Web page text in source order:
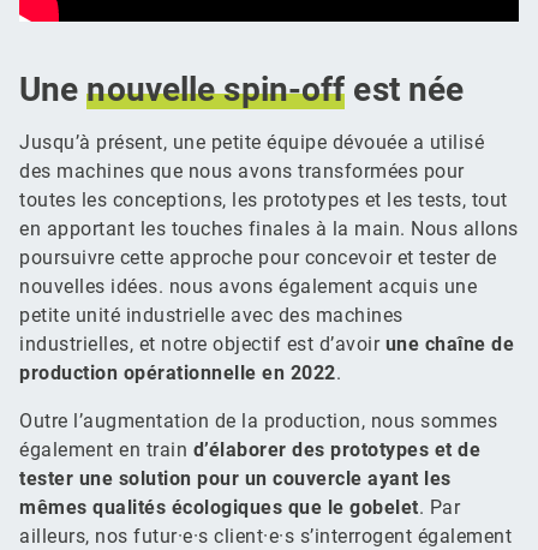
Unenouvelle spin-off est née
Jusqu’à présent, une petite équipe dévouée a utilisé
des machines que nous avons transformées pour
toutes les conceptions, les prototypes et les tests, tout
en apportant les touches finales à la main. Nous allons
poursuivre cette approche pour concevoir et tester de
nouvelles idées. nous avons également acquis une
petite unité industrielle avec des machines
industrielles, et notre objectif est d’avoir une chaîne de
production opérationnelle en 2022.
Outre l’augmentation de la production, nous sommes
également en train d’élaborer des prototypes et de
tester une solution pour un couvercle ayant les
mêmes qualités écologiques que le gobelet. Par
ailleurs, nos futur·e·s client·e·s s’interrogent également